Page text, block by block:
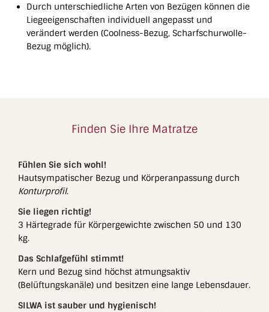
Durch unterschiedliche Arten von Bezügen können die
Liegeeigenschaften individuell angepasst und
verändert werden (Coolness-Bezug, Scharfschurwolle-
Bezug möglich).
Finden Sie Ihre Matratze
Fühlen Sie sich wohl!
Hautsympatischer Bezug und Körperanpassung durch
Konturprofil.
Sie liegen richtig!
3 Härtegrade für Körpergewichte zwischen 50 und 130
kg.
Das Schlafgefühl stimmt!
Kern und Bezug sind höchst atmungsaktiv
(Belüftungskanäle) und besitzen eine lange Lebensdauer.
SILWA ist sauber und hygienisch!